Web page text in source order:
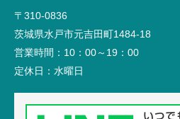
〒310-0836
茨城県水戸市元吉田町1484-18
営業時間： 10：00～19：00
定休日： 水曜日